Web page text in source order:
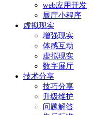
web应用开发
展厅小程序
虚拟现实
增强现实
体感互动
虚拟现实
数字展厅
技术分享
技巧分享
升级维护
问题解答